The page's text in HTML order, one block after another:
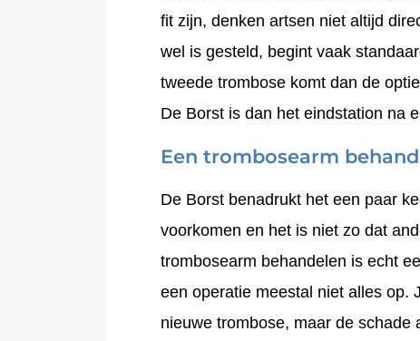
fit zijn, denken artsen niet altijd
wel is gesteld, begint vaak
tweede trombose komt dan de
De Borst is dan het eindstation na
Een trombosearm
De Borst benadrukt het een paar
voorkomen en het is niet zo dat
trombosearm behandelen is echt
een operatie meestal niet alles op.
nieuwe trombose, maar de schade